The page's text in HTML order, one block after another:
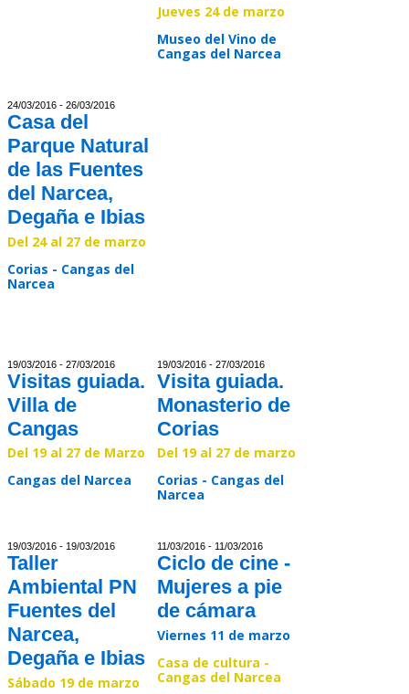
Jueves 24 de marzo
Museo del Vino de
Cangas del Narcea
24/03/2016 - 26/03/2016
Casa del
Parque Natural
de las Fuentes
del Narcea,
Degaña e Ibias
Del 24 al 27 de marzo
Corias - Cangas del
Narcea
19/03/2016 - 27/03/2016
Visitas guiada.
Villa de
Cangas
Del 19 al 27 de Marzo
Cangas del Narcea
19/03/2016 - 27/03/2016
Visita guiada.
Monasterio de
Corias
Del 19 al 27 de marzo
Corias - Cangas del
Narcea
19/03/2016 - 19/03/2016
Taller
Ambiental PN
Fuentes del
Narcea,
Degaña e Ibias
Sábado 19 de marzo
11/03/2016 - 11/03/2016
Ciclo de cine -
Mujeres a pie
de cámara
Viernes 11 de marzo
Casa de cultura -
Cangas del Narcea